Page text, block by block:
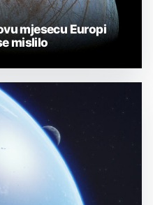
mjesecu Europi
mislilo